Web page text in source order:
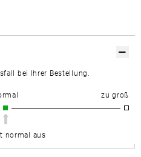
bei Ihrer Bestellung.
zu groß
normal aus